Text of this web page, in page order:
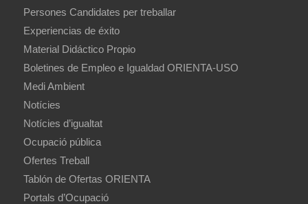
Persones Candidates per treballar
Experiencias de éxito
Material Didáctico Propio
Boletines de Empleo e Igualdad ORIENTA-USO
Medi Ambient
Notícies
Notícies d’igualtat
Ocupació pública
Ofertes Treball
Tablón de Ofertas ORIENTA
Portals d’Ocupació